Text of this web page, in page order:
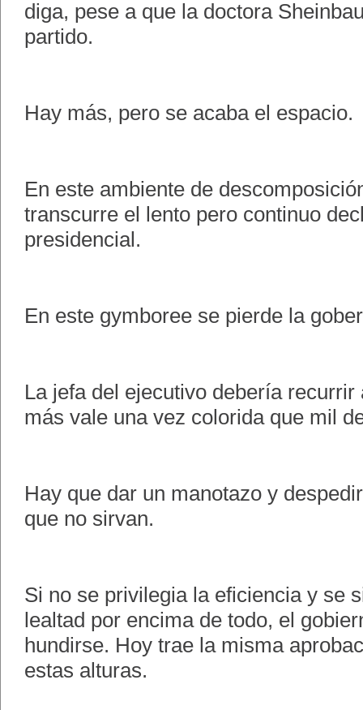
diga, pese a que la doctora
partido.
Hay más, pero se acaba el espacio.
En este ambiente de
transcurre el lento pero continuo
presidencial.
En este gymboree se pierde la
La jefa del ejecutivo debería
más vale una vez colorida que mil
Hay que dar un manotazo y
que no sirvan.
Si no se privilegia la eficiencia y se
lealtad por encima de todo, el
hundirse. Hoy trae la misma
estas alturas.